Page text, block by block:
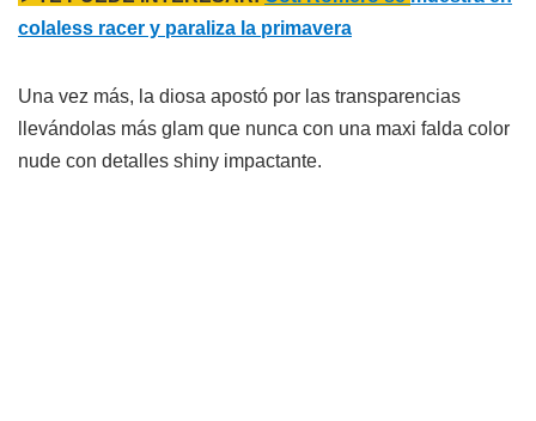
colaless racer y paraliza la primavera
Una vez más, la diosa apostó por las transparencias
llevándolas más glam que nunca con una maxi falda color
nude con detalles shiny impactante.